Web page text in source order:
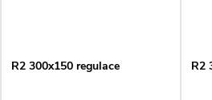
R2 300x150 regulace R2